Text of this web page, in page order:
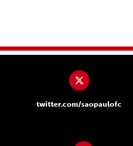
twitter.com/saopaulofc